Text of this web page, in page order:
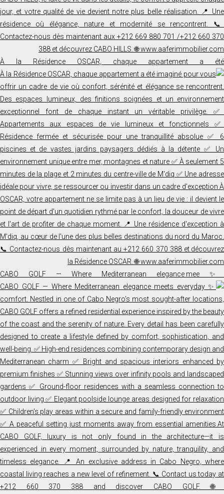
À la Résidence OSCAR, chaque appartement a été
✨ CABO GOLF — Where Mediterranean elegance mee